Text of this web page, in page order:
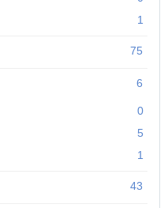
1
75
6
0
5
1
43